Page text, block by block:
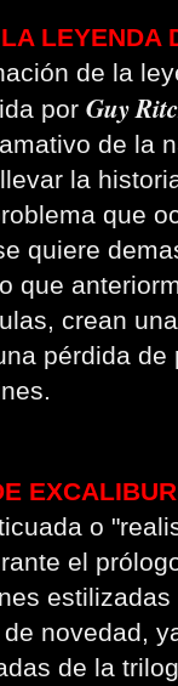
LEYENDA
de la
por Guy
de la
la
que
quiere
que
crean
pérdida
EXCALIBUR
o
el
novedad,
de la